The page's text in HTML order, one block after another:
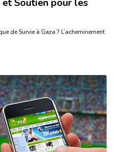
Soutien pour les
de Survie à Gaza ? L’acheminement